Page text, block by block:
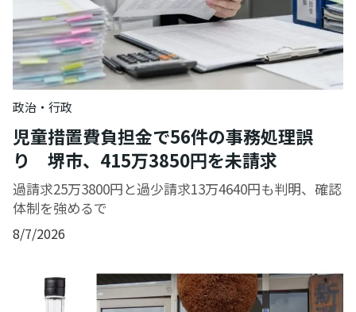
政治・行政
児童措置費負担金で56件の事務処理誤
り 堺市、415万3850円を未請求
過請求25万3800円と過少請求13万4640円も判明、確認
体制を強めるで
8/7/2026